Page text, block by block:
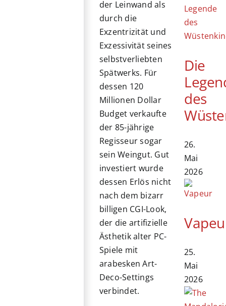
der Leinwand als
durch die
Exzentrizität und
Exzessivität seines
selbstverliebten
Spätwerks. Für
dessen 120
Millionen Dollar
Budget verkaufte
der 85-jährige
Regisseur sogar
sein Weingut. Gut
investiert wurde
dessen Erlös nicht
nach dem bizarr
billigen CGI-Look,
der die artifizielle
Ästhetik alter PC-
Spiele mit
arabesken Art-
Deco-Settings
verbindet.
Die
des
26.
Mai
2026
25.
Mai
2026